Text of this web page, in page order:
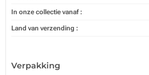
In onze collectie vanaf :
Land van verzending :
Verpakking